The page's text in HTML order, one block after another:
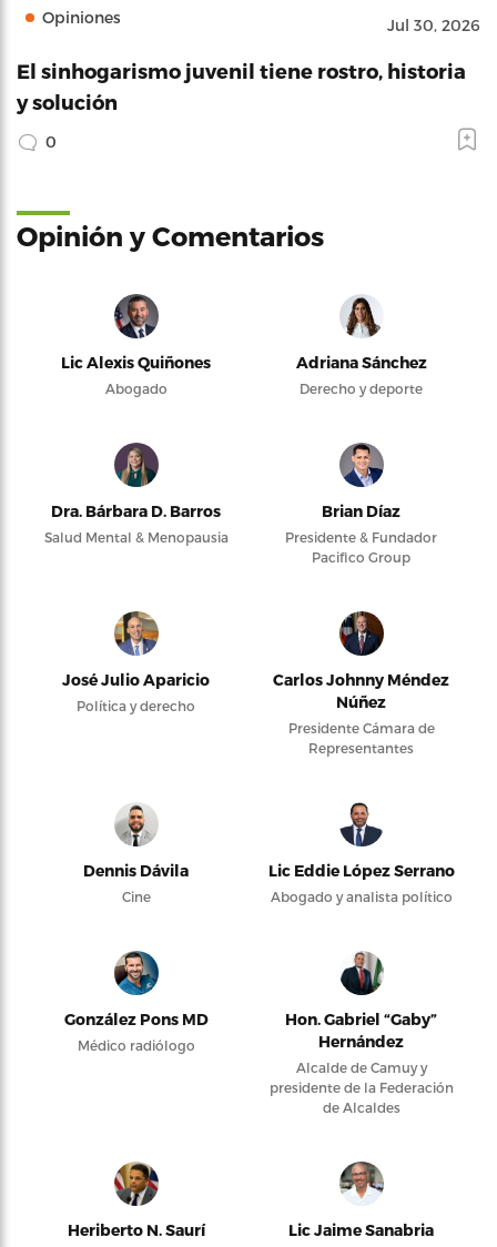
Opiniones Jul 30, 2026
El sinhogarismo juvenil tiene rostro, historia
y solución
0
Opinión y Comentarios
Lic Alexis Quiñones
Abogado
Adriana Sánchez
Derecho y deporte
Dra. Bárbara D. Barros
Salud Mental & Menopausia
Brian Díaz
Presidente & Fundador
Pacifico Group
José Julio Aparicio
Política y derecho
Carlos Johnny Méndez
Núñez
Presidente Cámara de
Representantes
Dennis Dávila
Cine
Lic Eddie López Serrano
Abogado y analista político
González Pons MD
Médico radiólogo
Hon. Gabriel “Gaby”
Hernández
Alcalde de Camuy y
presidente de la Federación
de Alcaldes
Heriberto N. Saurí Lic Jaime Sanabria